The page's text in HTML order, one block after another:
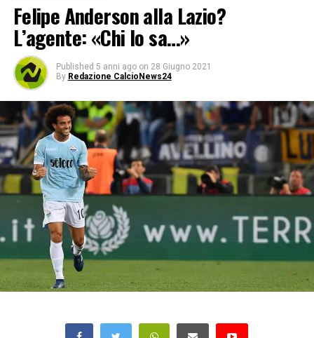
Felipe Anderson alla Lazio?
L’agente: «Chi lo sa…»
Published 5 anni ago on 28 Giugno 2021
By Redazione CalcioNews24